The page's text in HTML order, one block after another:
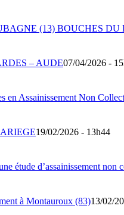
(13) BOUCHES DU
– AUDE07/04/2026 -
en Assainissement Non
19/02/2026 - 13h44
étude d’assainissement non
à Montauroux (83)13/02/